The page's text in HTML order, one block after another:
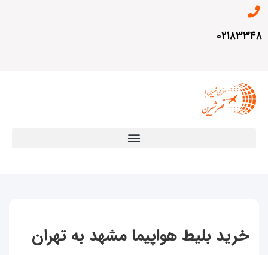
۰۲۱۸۳۳۴۸
خرید بلیط هواپیما مشهد به تهران